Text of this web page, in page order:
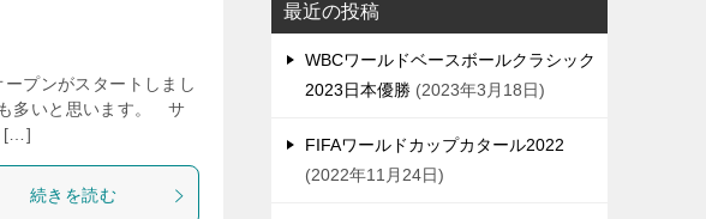
プンがスタートしまし
多いと思います。 サ
[…]
続きを読む
最近の投稿
WBCワールドベースボールクラシック
2023日本優勝
2023年3月18日
FIFAワールドカップカタール2022
2022年11月24日